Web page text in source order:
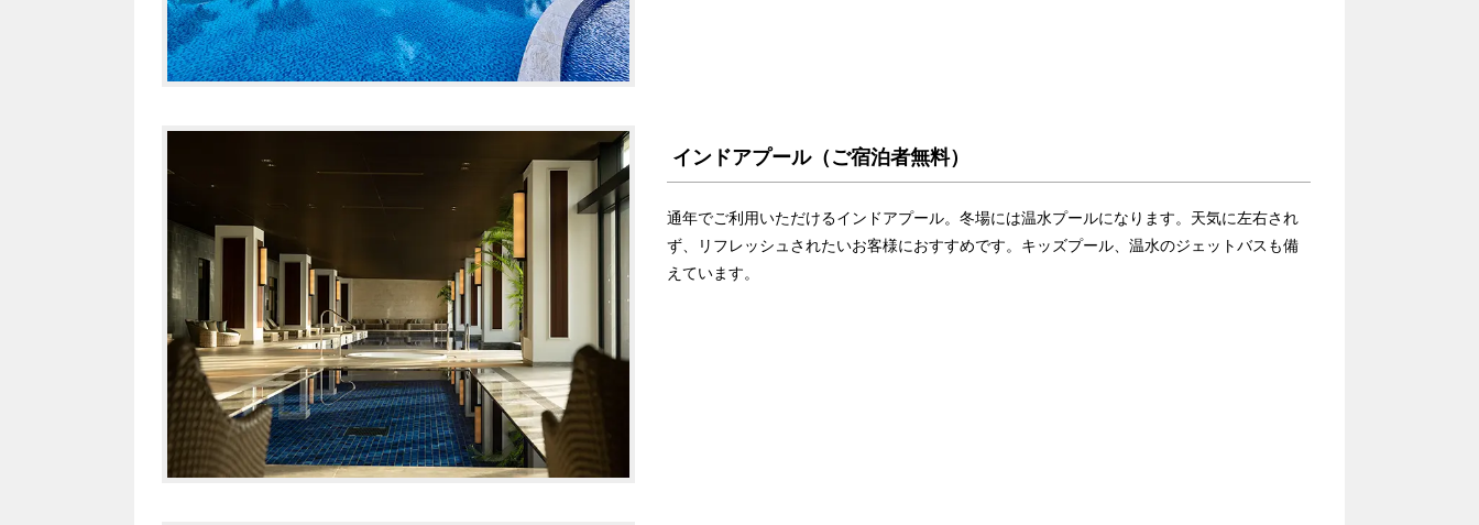
インドアプール（ご宿泊者無料）
通年でご利用いただけるインドアプール。冬場には温水プールになります。天気に左右され
ず、リフレッシュされたいお客様におすすめです。キッズプール、温水のジェットバスも備
えています。